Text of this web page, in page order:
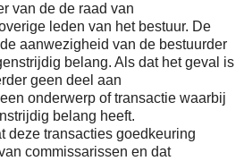
van de de raad van
leden van het bestuur. De
aanwezigheid van de bestuurder
belang. Als dat het geval is
geen deel aan
onderwerp of transactie waarbij
belang heeft.
deze transacties goedkeuring
commissarissen en dat